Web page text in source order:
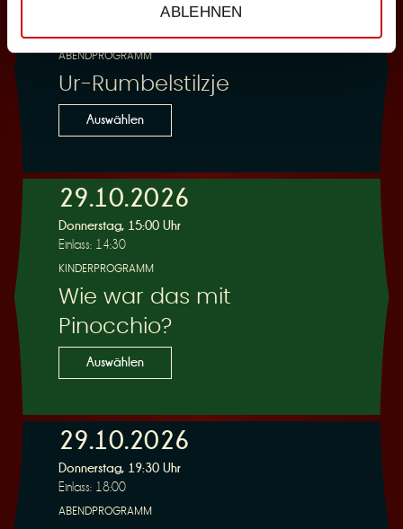
ABLEHNEN
Mittwoch, 19:30 Uhr
ABENDPROGRAMM
Ur-Rumbelstilzje
Auswählen
29.10.2026
Donnerstag, 15:00 Uhr
Einlass: 14:30
KINDERPROGRAMM
Wie war das mit
Pinocchio?
Auswählen
29.10.2026
Donnerstag, 19:30 Uhr
Einlass: 18:00
ABENDPROGRAMM